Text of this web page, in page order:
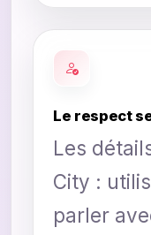
Le respect
Les
City :
parler